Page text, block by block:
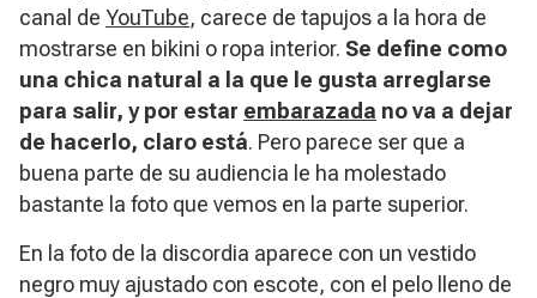
canal de YouTube, carece de tapujos a la hora de
mostrarse en bikini o ropa interior. Se define como
una chica natural a la que le gusta arreglarse
para salir, y por estar embarazada no va a dejar
de hacerlo, claro está. Pero parece ser que a
buena parte de su audiencia le ha molestado
bastante la foto que vemos en la parte superior.
En la foto de la discordia aparece con un vestido
negro muy ajustado con escote, con el pelo lleno de